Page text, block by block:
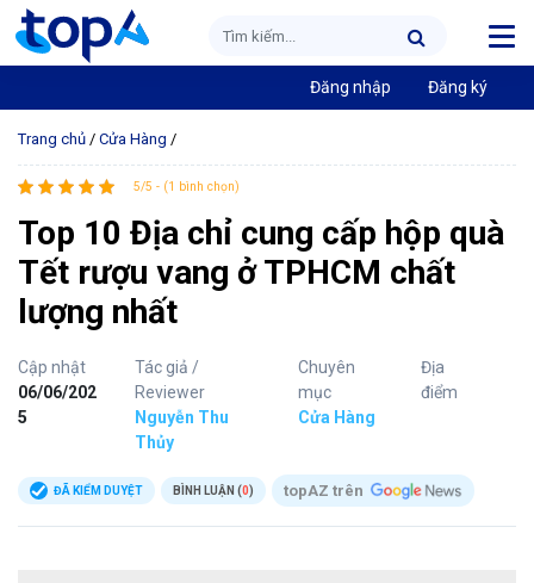
Đăng nhập Đăng ký
Trang chủ / Cửa Hàng /
5/5 - (1 bình chọn)
Top 10 Địa chỉ cung cấp hộp quà
Tết rượu vang ở TPHCM chất
lượng nhất
Cập nhật
06/06/202
5
Tác giả /
Reviewer
Nguyễn Thu
Thủy
Chuyên
mục
Cửa Hàng
Địa
điểm
ĐÃ KIỂM DUYỆT BÌNH LUẬN (0) topAZ trên